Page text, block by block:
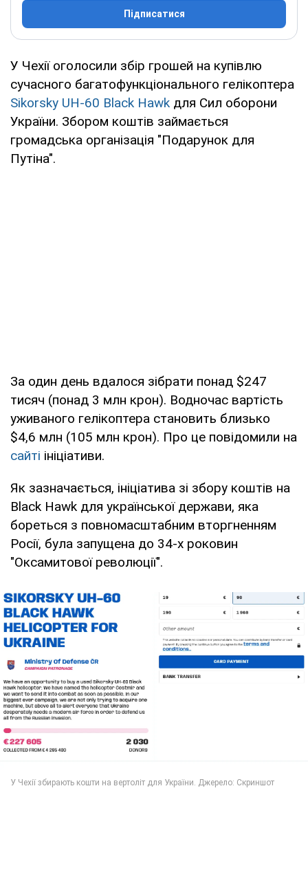
Підписатися
У Чехії оголосили збір грошей на купівлю
сучасного багатофункціонального гелікоптера
Sikorsky UH-60 Black Hawk для Сил оборони
України. Збором коштів займається
громадська організація "Подарунок для
Путіна".
За один день вдалося зібрати понад $247
тисяч (понад 3 млн крон). Водночас вартість
уживаного гелікоптера становить близько
$4,6 млн (105 млн крон). Про це повідомили на
сайті ініціативи.
Як зазначається, ініціатива зі збору коштів на
Black Hawk для української держави, яка
бореться з повномасштабним вторгненням
Росії, була запущена до 34-х роковин
"Оксамитової революції".